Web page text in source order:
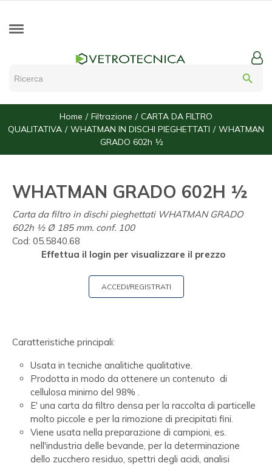
search
Home Filtrazione
CARTA DA FILTRO
QUALITATIVA
WHATMAN IN DISCHI PIEGHETTATI
WHATMAN
GRADO 602h ½
WHATMAN GRADO 602H ½
Carta da filtro in dischi pieghettati WHATMAN GRADO
602h ½ Ø 185 mm. conf. 100
Cod: 05.5840.68
Effettua il login per visualizzare il prezzo
ACCEDI/REGISTRATI
Caratteristiche principali:
Usata in tecniche analitiche qualitative.
Prodotta in modo da ottenere un contenuto di
cellulosa minimo del 98% .
E' una carta da filtro densa per la raccolta di particelle
molto piccole e per la rimozione di precipitati fini.
Viene usata nella preparazione di campioni, es.
nell'industria delle bevande, per la determinazione
dello zucchero residuo, spettri degli acidi, analisi